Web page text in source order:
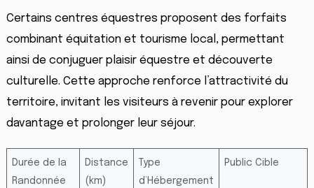
Certains centres équestres proposent des forfaits
combinant équitation et tourisme local, permettant
ainsi de conjuguer plaisir équestre et découverte
culturelle. Cette approche renforce l’attractivité du
territoire, invitant les visiteurs à revenir pour explorer
davantage et prolonger leur séjour.
Durée de la
Randonnée
Distance
(km)
Type
d’Hébergement
Public Cible